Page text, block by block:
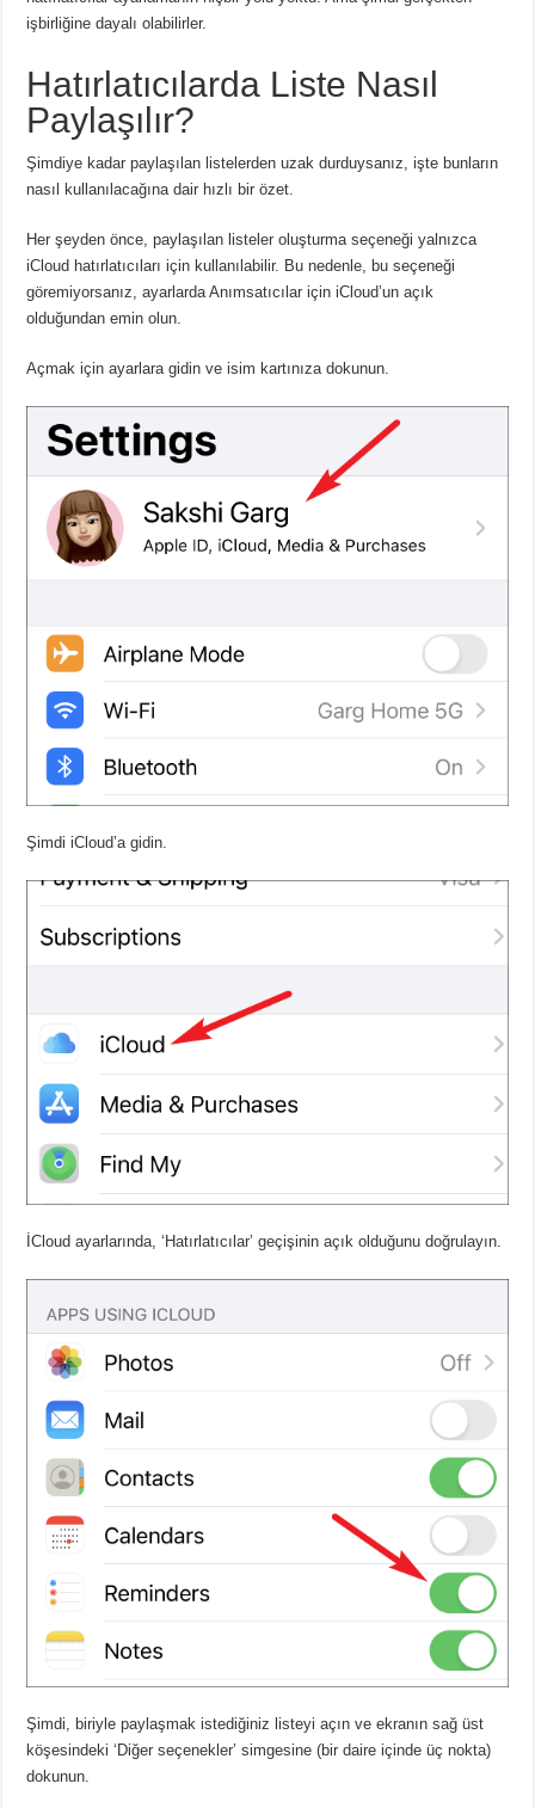
işbirliğine dayalı olabilirler.
Hatırlatıcılarda Liste Nasıl
Paylaşılır?
Şimdiye kadar paylaşılan listelerden uzak durduysanız, işte bunların
nasıl kullanılacağına dair hızlı bir özet.
Her şeyden önce, paylaşılan listeler oluşturma seçeneği yalnızca
iCloud hatırlatıcıları için kullanılabilir. Bu nedenle, bu seçeneği
göremiyorsanız, ayarlarda Anımsatıcılar için iCloud’un açık
olduğundan emin olun.
Açmak için ayarlara gidin ve isim kartınıza dokunun.
Şimdi iCloud’a gidin.
İCloud ayarlarında, ‘Hatırlatıcılar’ geçişinin açık olduğunu doğrulayın.
Şimdi, biriyle paylaşmak istediğiniz listeyi açın ve ekranın sağ üst
köşesindeki ‘Diğer seçenekler’ simgesine (bir daire içinde üç nokta)
dokunun.